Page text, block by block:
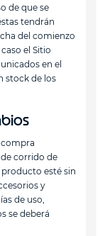
de que se
tendrán
del comienzo
el Sitio
en el
stock de los
compra
corrido de
producto esté sin
y
de uso,
se deberá